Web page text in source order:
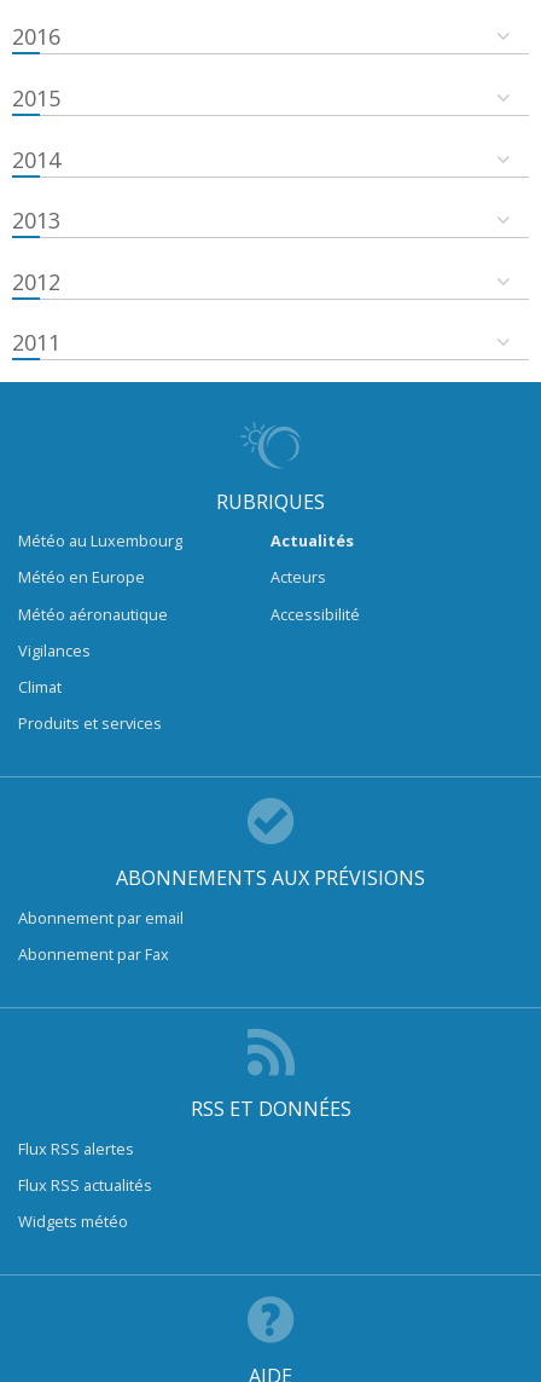
2016
2015
2014
2013
2012
2011
RUBRIQUES
Météo au Luxembourg
Météo en Europe
Météo aéronautique
Vigilances
Climat
Produits et services
Actualités
Acteurs
Accessibilité
ABONNEMENTS AUX PRÉVISIONS
Abonnement par email
Abonnement par Fax
RSS ET DONNÉES
Flux RSS alertes
Flux RSS actualités
Widgets météo
AIDE